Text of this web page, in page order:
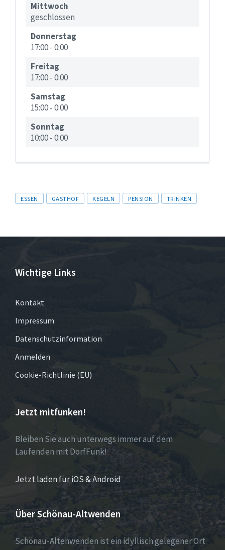
Mittwoch
geschlossen
Donnerstag
17:00-0:00
Freitag
17:00-0:00
Samstag
15:00-0:00
Sonntag
10:00-0:00
Tags
ESSEN GASTHOF KEGELN PENSION TRINKEN
Wichtige Links
Kontakt
Impressum
Datenschutzinformation
Anmelden
Cookie-Richtlinie (EU)
Jetzt mitfunken!
Bleiben Sie auch unterwegs immer auf dem
Laufenden mit DorfFunk!
Jetzt laden für iOS & Android
Über Schönau-Altwenden
Schönau-Altenwenden ist ein idyllisch gelegener Ort